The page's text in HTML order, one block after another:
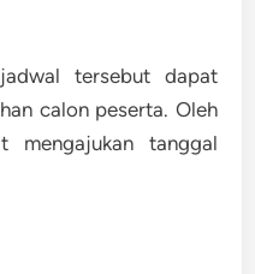
tersebut dapat
calon peserta. Oleh
mengajukan tanggal